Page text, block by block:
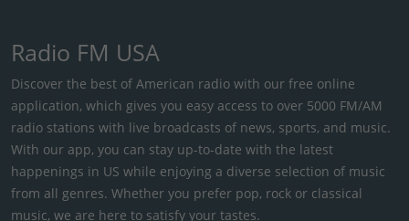
Radio FM USA
Discover the best of American radio with our free online
application, which gives you easy access to over 5000 FM/AM
radio stations with live broadcasts of news, sports, and music.
With our app, you can stay up-to-date with the latest
happenings in US while enjoying a diverse selection of music
from all genres. Whether you prefer pop, rock or classical
music, we are here to satisfy your tastes.